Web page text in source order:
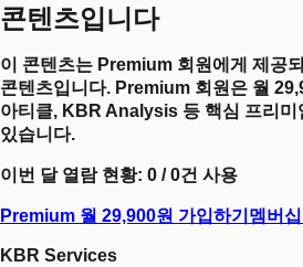
콘텐츠입니다
이 콘텐츠는 Premium 회원에게 제공
콘텐츠입니다. Premium 회원은 월
아티클, KBR Analysis 등 핵심 프리미
있습니다.
이번 달 열람 현황: 0 /0건 사용
Premium 월 29,900원 가입하기 멤버
KBR Services